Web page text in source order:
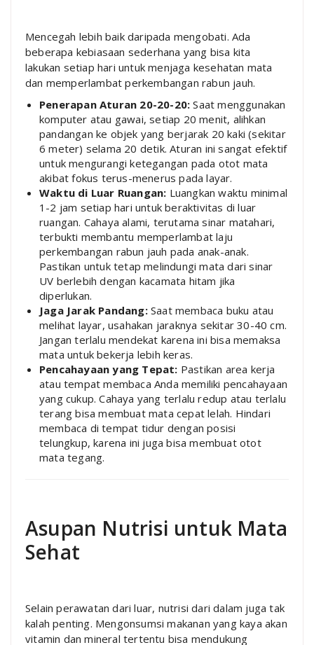
Mencegah lebih baik daripada mengobati. Ada
beberapa kebiasaan sederhana yang bisa kita
lakukan setiap hari untuk menjaga kesehatan mata
dan memperlambat perkembangan rabun jauh.
Penerapan Aturan 20-20-20: Saat menggunakan
komputer atau gawai, setiap 20 menit, alihkan
pandangan ke objek yang berjarak 20 kaki (sekitar
6 meter) selama 20 detik. Aturan ini sangat efektif
untuk mengurangi ketegangan pada otot mata
akibat fokus terus-menerus pada layar.
Waktu di Luar Ruangan: Luangkan waktu minimal
1-2 jam setiap hari untuk beraktivitas di luar
ruangan. Cahaya alami, terutama sinar matahari,
terbukti membantu memperlambat laju
perkembangan rabun jauh pada anak-anak.
Pastikan untuk tetap melindungi mata dari sinar
UV berlebih dengan kacamata hitam jika
diperlukan.
Jaga Jarak Pandang:Saat membaca buku atau
melihat layar, usahakan jaraknya sekitar 30-40 cm.
Jangan terlalu mendekat karena ini bisa memaksa
mata untuk bekerja lebih keras.
Pencahayaan yang Tepat: Pastikan area kerja
atau tempat membaca Anda memiliki pencahayaan
yang cukup. Cahaya yang terlalu redup atau terlalu
terang bisa membuat mata cepat lelah. Hindari
membaca di tempat tidur dengan posisi
telungkup, karena ini juga bisa membuat otot
mata tegang.
Asupan Nutrisi untuk Mata
Sehat
Selain perawatan dari luar, nutrisi dari dalam juga tak
kalah penting. Mengonsumsi makanan yang kaya akan
vitamin dan mineral tertentu bisa mendukung